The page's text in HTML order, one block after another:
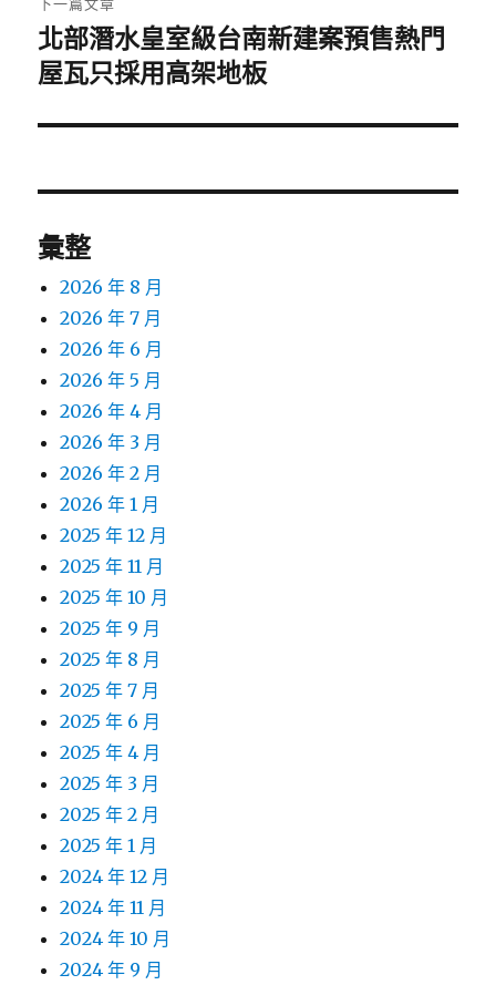
下
一
文
北部潛水皇室級台南新建案預售熱門
屋瓦只採用高架地板
彙整
2026 年 8 月
2026 年 7 月
2026 年 6 月
2026 年 5 月
2026 年 4 月
2026 年 3 月
2026 年 2 月
2026 年 1 月
2025 年 12 月
2025 年 11 月
2025 年 10 月
2025 年 9 月
2025 年 8 月
2025 年 7 月
2025 年 6 月
2025 年 4 月
2025 年 3 月
2025 年 2 月
2025 年 1 月
2024 年 12 月
2024 年 11 月
2024 年 10 月
2024 年 9 月